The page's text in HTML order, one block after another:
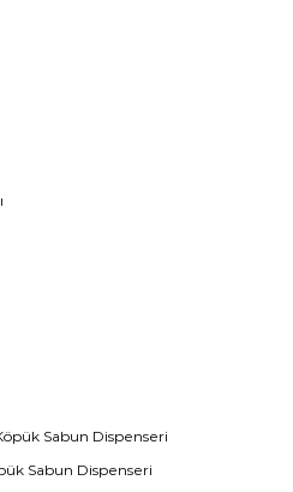
Sabun Dispenseri
Sabun Dispenseri